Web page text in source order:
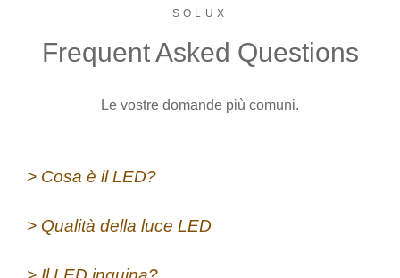
SOLUX
Frequent Asked Questions
Le vostre domande più comuni.
> Cosa è il LED?
> Qualità della luce LED